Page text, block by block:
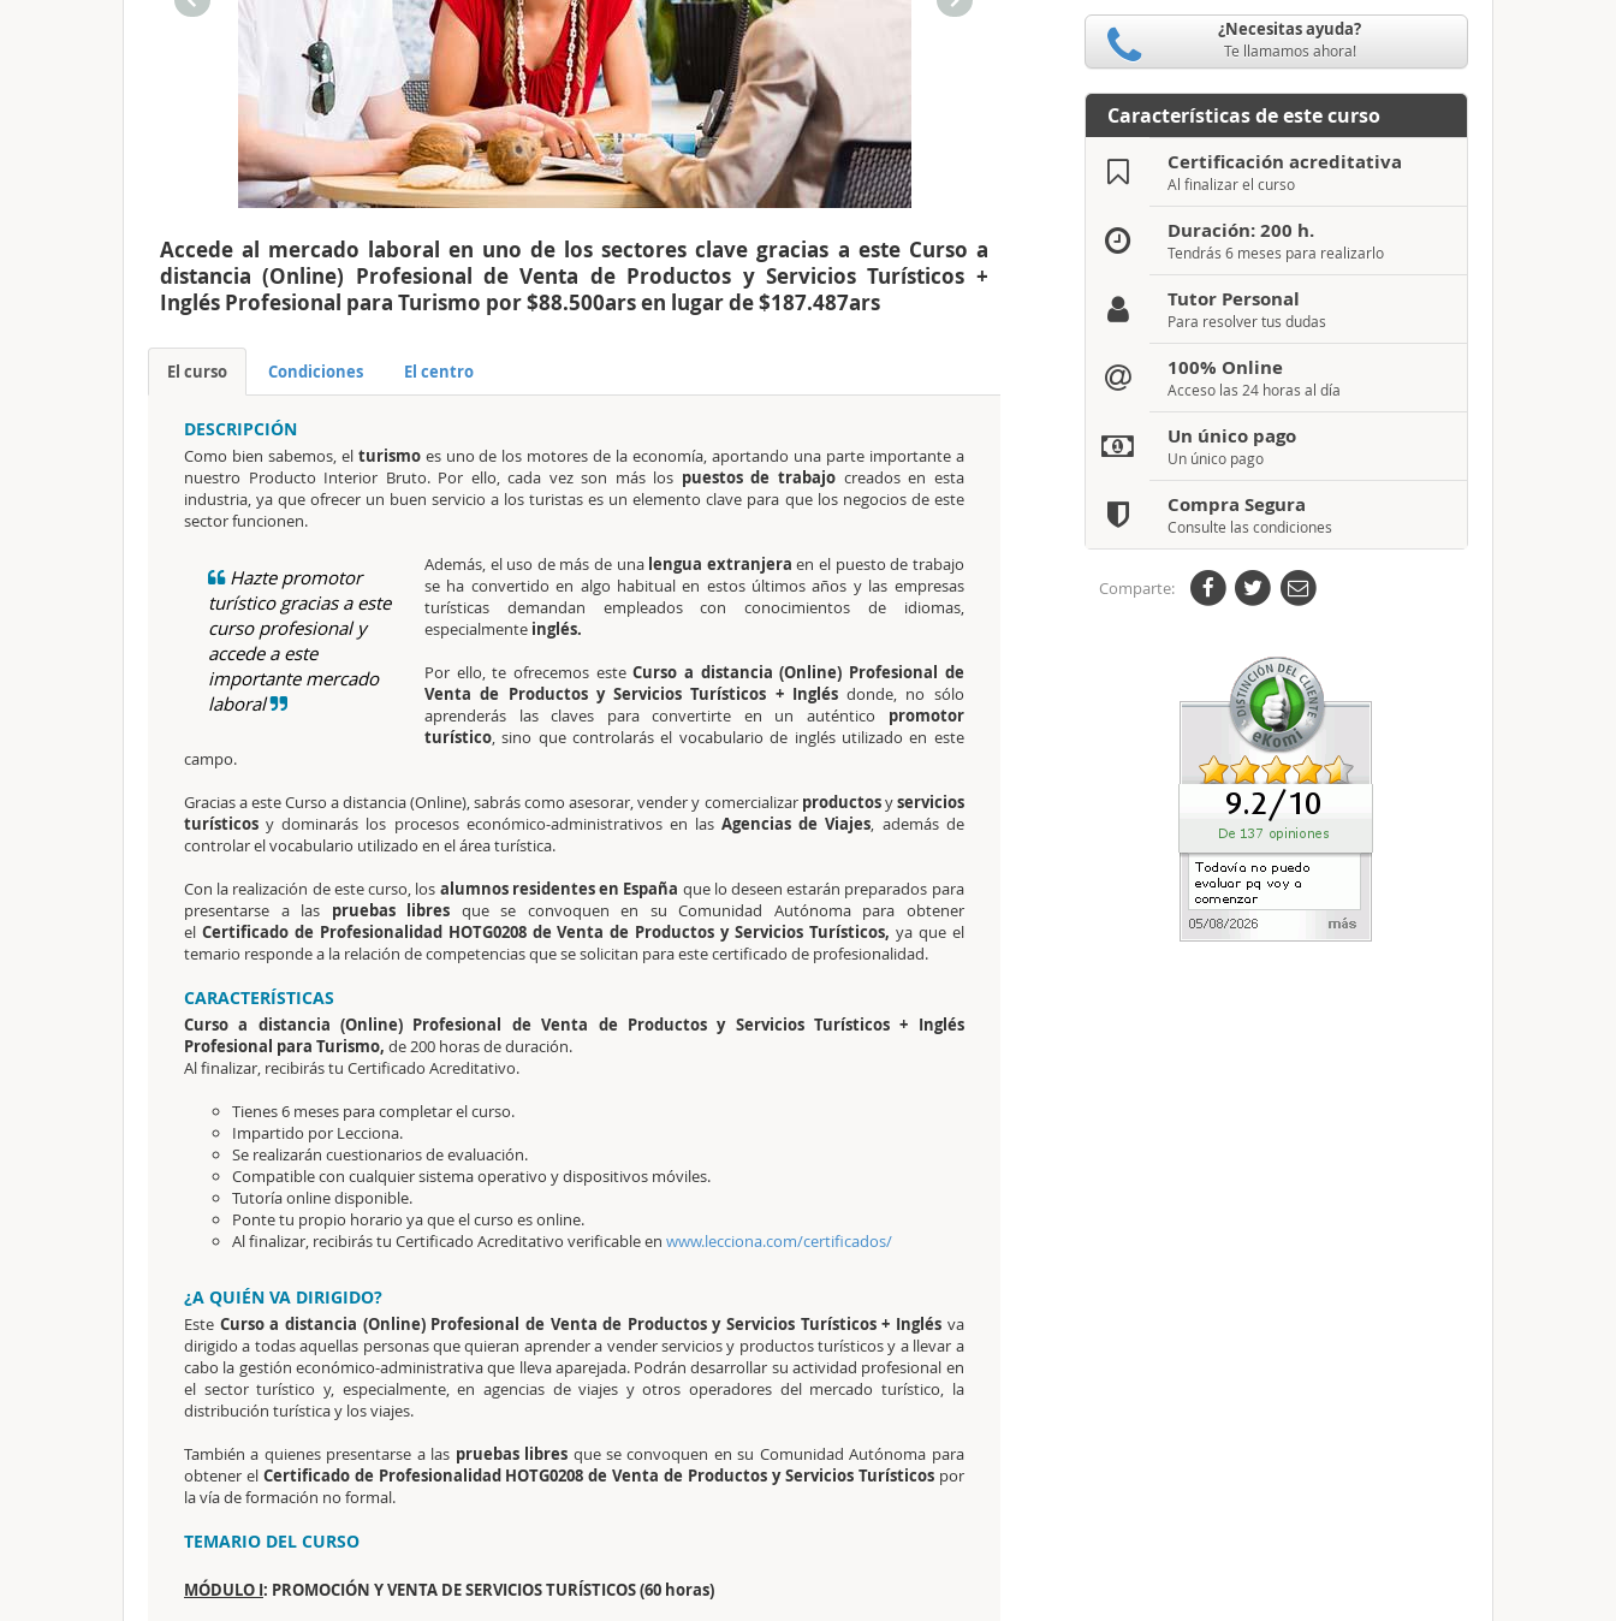
Accede al mercado laboral en uno de los sectores clave gracias a este Curso a
distancia (Online) Profesional de Venta de Productos y Servicios Turísticos +
Inglés Profesional para Turismo por $88.500ars en lugar de $187.487ars
El curso Condiciones El centro
DESCRIPCIÓN
Como bien sabemos, el turismoes uno de los motores de la economía, aportando una parte importante a
nuestro Producto Interior Bruto. Por ello, cada vez son más los puestos de trabajo creados en esta
industria, ya que ofrecer un buen servicio a los turistas es un elemento clave para que los negocios de este
sector funcionen.
Hazte promotor
turístico gracias a este
curso profesional y
accede a este
importante mercado
laboral
Además, el uso de más de unalengua extranjera en el puesto de trabajo
se ha convertido en algo habitual en estos últimos años y las empresas
turísticas demandan empleados con conocimientos de idiomas,
especialmente inglés.
Por ello, te ofrecemos esteCurso a distancia (Online) Profesional de
Venta de Productos y Servicios Turísticos + Inglésdonde, no sólo
aprenderás las claves para convertirte en un auténtico promotor
turístico, sino que controlarás el vocabulario de inglés utilizado en este
campo.
Gracias a este Curso a distancia (Online), sabrás como asesorar, vender y comercializar productosyservicios
turísticos y dominarás los procesos económico-administrativos en lasAgencias de Viajes, además de
controlar el vocabulario utilizado en el área turística.
Con la realización de este curso, los alumnos residentes en España que lo deseen estarán preparados para
presentarse a las pruebas libres que se convoquen en su Comunidad Autónoma para obtener
el Certificado de Profesionalidad HOTG0208 de Venta de Productos y Servicios Turísticos, ya que el
temario responde a la relación de competencias que se solicitan para este certificado de profesionalidad.
CARACTERÍSTICAS
Curso a distancia (Online) Profesional de Venta de Productos y Servicios Turísticos + Inglés
Profesional para Turismo, de 200 horas de duración.
Al finalizar, recibirás tu Certificado Acreditativo.
Tienes 6 meses para completar el curso.
Impartido por Lecciona.
Se realizarán cuestionarios de evaluación.
Compatible con cualquier sistema operativo y dispositivos móviles.
Tutoría online disponible.
Ponte tu propio horario ya que el curso es online.
Al finalizar, recibirás tu Certificado Acreditativo verificable en www.lecciona.com/certificados/
¿A QUIÉN VA DIRIGIDO?
Este Curso a distancia (Online) Profesional de Venta de Productos y Servicios Turísticos + Inglés va
dirigido a todas aquellas personas que quieran aprender a vender servicios y productos turísticos y a llevar a
cabo la gestión económico-administrativa que lleva aparejada. Podrán desarrollar su actividad profesional en
el sector turístico y, especialmente, en agencias de viajes y otros operadores del mercado turístico, la
distribución turística y los viajes.
También a quienes presentarse a las pruebas libres que se convoquen en su Comunidad Autónoma para
obtener el Certificado de Profesionalidad HOTG0208 de Venta de Productos y Servicios Turísticos por
la vía de formación no formal.
TEMARIO DEL CURSO
MÓDULO I: PROMOCIÓN Y VENTA DE SERVICIOS TURÍSTICOS (60 horas)
¿Necesitas ayuda?
Te llamamos ahora!
Características de este curso
Certificación acreditativa
Al finalizar el curso
Duración: 200 h.
Tendrás 6 meses para realizarlo
Tutor Personal
Para resolver tus dudas
100% Online
Acceso las 24 horas al día
Un único pago
Un único pago
Compra Segura
Consulte las condiciones
Comparte: